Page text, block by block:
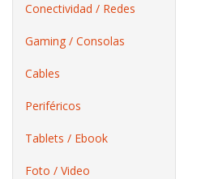
Conectividad / Redes
Gaming / Consolas
Cables
Periféricos
Tablets / Ebook
Foto / Video